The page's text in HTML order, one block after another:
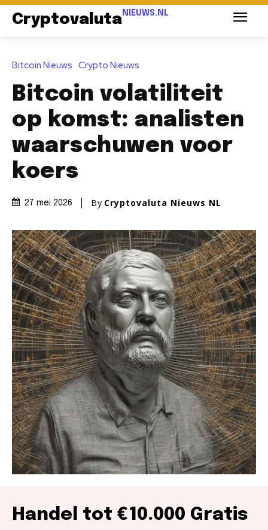
Cryptovaluta NIEUWS.NL
Bitcoin Nieuws Crypto Nieuws
Bitcoin volatiliteit
op komst: analisten
waarschuwen voor
koers
27 mei 2026 By Cryptovaluta Nieuws NL
Handel tot €10.000 Gratis